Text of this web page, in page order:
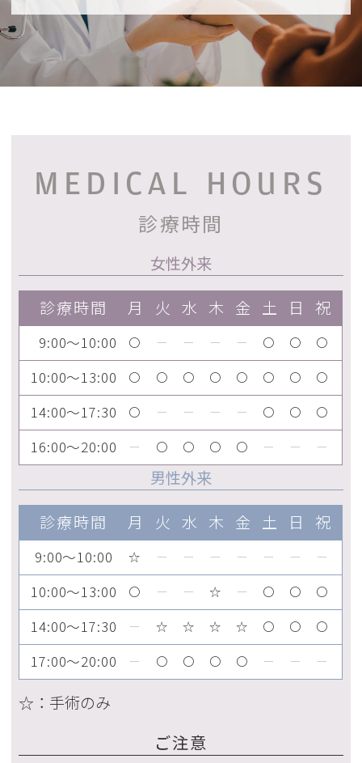
MEDICAL HOURS
診療時間
女性外来
診療時間
月 火 水 木 金 土 日 祝
9:00～10:00 〇 ー ー ー ー 〇 〇 〇
10:00～13:00 〇 〇 〇 〇 〇 〇 〇 〇
14:00～17:30 〇 ー ー ー ー 〇 〇 〇
16:00～20:00 ー 〇 〇 〇 〇 ー ー ー
男性外来
診療時間
月 火 水 木 金 土 日 祝
9:00～10:00 ☆ ー ー ー ー ー ー ー
10:00～13:00 〇 ー ー ☆ ー 〇 〇 〇
14:00～17:30 ー ☆ ☆ ☆ ☆ 〇 〇 〇
17:00～20:00 ー 〇 〇 〇 〇 ー ー ー
☆：手術のみ
ご注意